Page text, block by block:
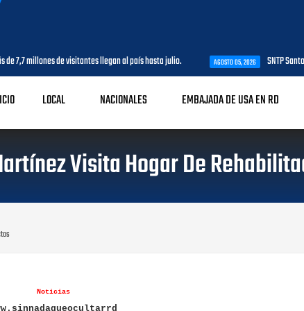
millones de visitantes llegan al país hasta julio. AGOSTO 05, 2026 SNTP Santo
LOCAL NACIONALES EMBAJADA DE USA EN RD
Visita Hogar De
Noticias